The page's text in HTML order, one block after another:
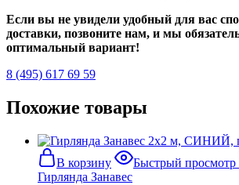
Если вы не увидели удобный для вас
доставки, позвоните нам, и мы
оптимальный вариант!
8 (495) 617 69 59
Похожие товары
В корзину Быстрый просмотр
Гирлянда Занавес